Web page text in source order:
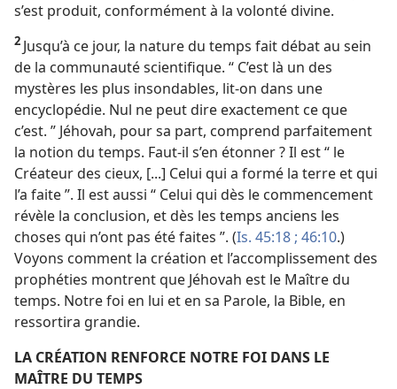
s’est produit, conformément à la volonté divine.
2 Jusqu’à ce jour, la nature du temps fait débat au sein
de la communauté scientifique. “ C’est là un des
mystères les plus insondables, lit-​on dans une
encyclopédie. Nul ne peut dire exactement ce que
c’est. ” Jéhovah, pour sa part, comprend parfaitement
la notion du temps. Faut-​il s’en étonner ? Il est “ le
Créateur des cieux, [...] Celui qui a formé la terre et qui
l’a faite ”. Il est aussi “ Celui qui dès le commencement
révèle la conclusion, et dès les temps anciens les
choses qui n’ont pas été faites ”. (Is. 45:18 ; 46:10.)
Voyons comment la création et l’accomplissement des
prophéties montrent que Jéhovah est le Maître du
temps. Notre foi en lui et en sa Parole, la Bible, en
ressortira grandie.
LA CRÉATION RENFORCE NOTRE FOI DANS LE
MAÎTRE DU TEMPS